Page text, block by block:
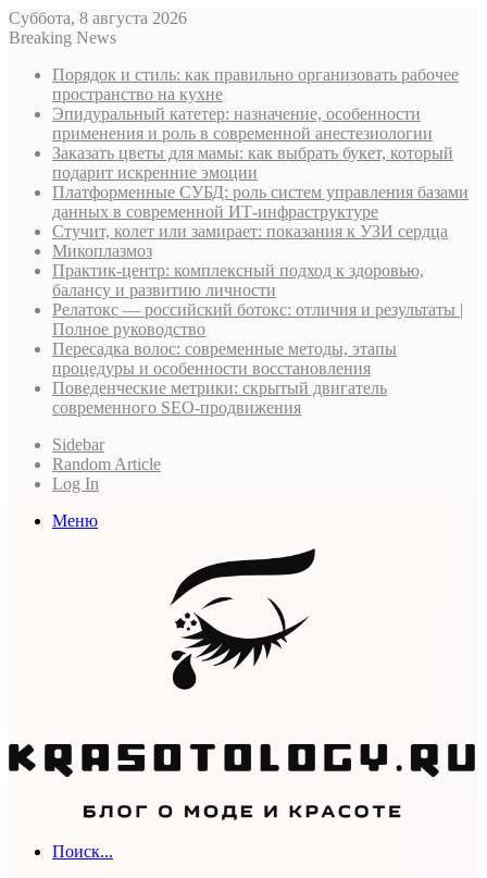
Суббота, 8 августа 2026
Breaking News
Порядок и стиль: как правильно организовать рабочее
пространство на кухне
Эпидуральный катетер: назначение, особенности
применения и роль в современной анестезиологии
Заказать цветы для мамы: как выбрать букет, который
подарит искренние эмоции
Платформенные СУБД: роль систем управления базами
данных в современной ИТ-инфраструктуре
Стучит, колет или замирает: показания к УЗИ сердца
Микоплазмоз
Практик-центр: комплексный подход к здоровью,
балансу и развитию личности
Релатокс — российский ботокс: отличия и результаты |
Полное руководство
Пересадка волос: современные методы, этапы
процедуры и особенности восстановления
Поведенческие метрики: скрытый двигатель
современного SEO-продвижения
Sidebar
Random Article
Log In
Меню
Поиск...